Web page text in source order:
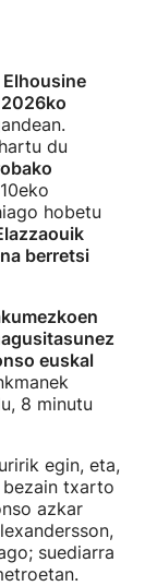
du
hobetu
berretsi
euskal
8 minutu
egin, eta,
txarto
azkar
suediarra